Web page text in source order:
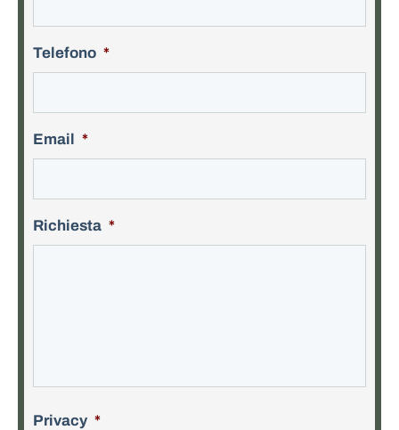
Telefono *
Email *
Richiesta *
Privacy *